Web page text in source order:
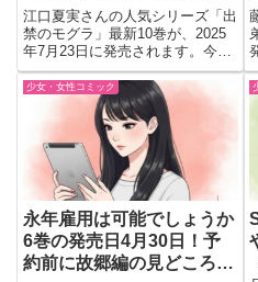
目撃しよう
江口夏実さんの人気シリーズ「出
禁のモグラ」最新10巻が、2025
年7月23日に発売されます。今回
は、ワンダーランド化した犬飼家
を舞台に、依存しあうフユミ家族
とモグラたちの対決がついにクラ
イマックスを迎える模様。少女霊
が創り上げた呪いの行方が...
少女・女性コミック
永年雇用は可能でしょうか
6巻の発売日4月30日！予
約前に故郷編の見どころ整